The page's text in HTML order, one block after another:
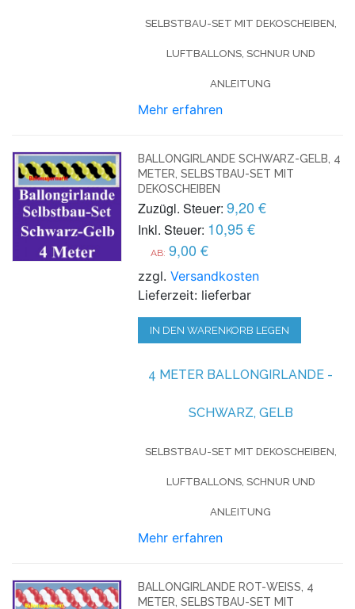
SELBSTBAU-SET MIT DEKOSCHEIBEN,
LUFTBALLONS, SCHNUR UND
ANLEITUNG
Mehr erfahren
BALLONGIRLANDE SCHWARZ-GELB, 4
METER, SELBSTBAU-SET MIT
DEKOSCHEIBEN
Zuzügl. Steuer: 9,20 €
Inkl. Steuer: 10,95 €
AB: 9,00 €
zzgl.Versandkosten
Lieferzeit: lieferbar
IN DEN WARENKORB LEGEN
4 METER BALLONGIRLANDE -
SCHWARZ, GELB
SELBSTBAU-SET MIT DEKOSCHEIBEN,
LUFTBALLONS, SCHNUR UND
ANLEITUNG
Mehr erfahren
BALLONGIRLANDE ROT-WEISS, 4 M
ETER, SELBSTBAU-SET MIT D